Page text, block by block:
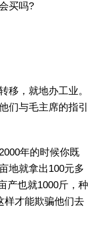
买吗?
移，就地办工业。
们与毛主席的指引
年的时候你既
地就拿出100元多
产也就1000斤，种
样才能欺骗他们去